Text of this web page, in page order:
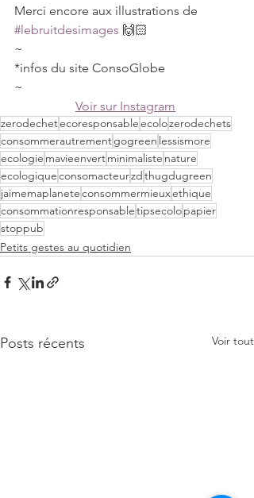
Merci encore aux illustrations de
#lebruitdesimages 🙌🏻⠀
~⠀
*infos du site ConsoGlobe⠀
~⠀
Voir sur Instagram
zerodechetecoresponsableecolozerodechets
consommerautrementgogreen lessismore
ecologie mavieenvertminimaliste nature
ecologiqueconsomacteurzdthugdugreen
jaimemaplaneteconsommermieuxethique
consommationresponsabletipsecolopapier
stoppub
Petits gestes au quotidien
Posts récents Voir tout